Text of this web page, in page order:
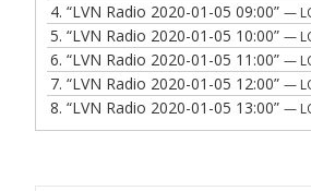
4. “LVN Radio 2020-01-05 09:00” —
5. “LVN Radio 2020-01-05 10:00” —
6. “LVN Radio 2020-01-05 11:00” —
7. “LVN Radio 2020-01-05 12:00” —
8. “LVN Radio 2020-01-05 13:00” —